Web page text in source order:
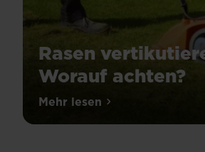
Rasen
Worauf achten?
Wie
Mehr lesenüber Rasen